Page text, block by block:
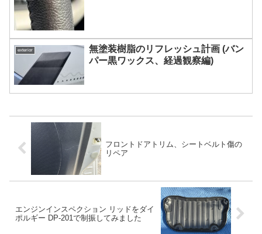
exterior
無塗装樹脂のリフレッシュ計画 (バン
パー黒ワックス、経過観察編)
フロントドアトリム、シートベルト傷の
リペア
エンジンインスペクション リッドをダイ
ポルギー DP-201で制振してみました